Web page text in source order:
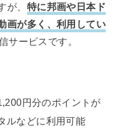
が、 特に邦画や日本ド
画が多く、利用してい
サービスです。
円分のポイントが
ルなどに利用可能